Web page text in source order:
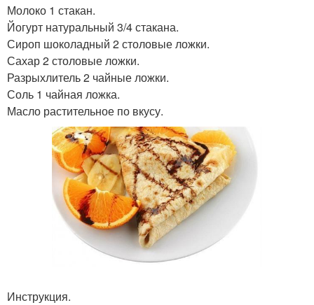
Молоко 1 стакан.
Йогурт натуральный 3/4 стакана.
Сироп шоколадный 2 столовые ложки.
Сахар 2 столовые ложки.
Разрыхлитель 2 чайные ложки.
Соль 1 чайная ложка.
Масло растительное по вкусу.
Инструкция.